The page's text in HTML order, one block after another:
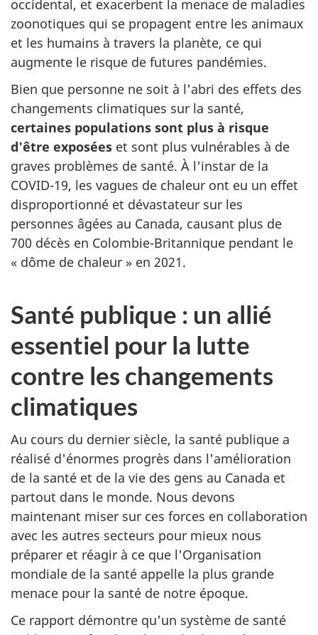
occidental, et exacerbent la menace de maladies
zoonotiques qui se propagent entre les animaux
et les humains à travers la planète, ce qui
augmente le risque de futures pandémies.
Bien que personne ne soit à l'abri des effets des
changements climatiques sur la santé,
certaines populations sont plus à risque
d'être exposées et sont plus vulnérables à de
graves problèmes de santé. À l'instar de la
COVID-19, les vagues de chaleur ont eu un effet
disproportionné et dévastateur sur les
personnes âgées au Canada, causant plus de
700 décès en Colombie-Britannique pendant le
« dôme de chaleur » en 2021.
Santé publique : un allié
essentiel pour la lutte
contre les changements
climatiques
Au cours du dernier siècle, la santé publique a
réalisé d'énormes progrès dans l'amélioration
de la santé et de la vie des gens au Canada et
partout dans le monde. Nous devons
maintenant miser sur ces forces en collaboration
avec les autres secteurs pour mieux nous
préparer et réagir à ce que l'Organisation
mondiale de la santé appelle la plus grande
menace pour la santé de notre époque.
Ce rapport démontre qu'un système de santé